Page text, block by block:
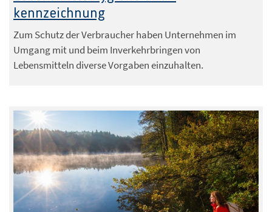
kennzeichnung
Zum Schutz der Verbraucher haben Unternehmen im
Umgang mit und beim Inverkehrbringen von
Lebensmitteln diverse Vorgaben einzuhalten.